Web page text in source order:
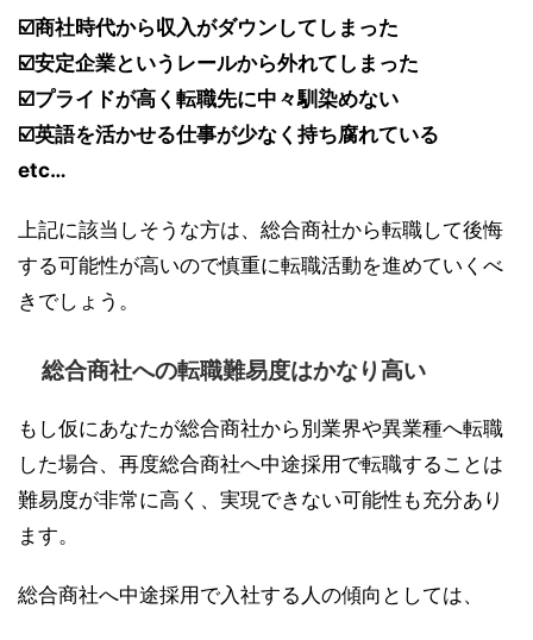
☑️商社時代から収入がダウンしてしまった
☑️安定企業というレールから外れてしまった
☑️プライドが高く転職先に中々馴染めない
☑️英語を活かせる仕事が少なく持ち腐れている
etc…
上記に該当しそうな方は、総合商社から転職して後悔
する可能性が高いので慎重に転職活動を進めていくべ
きでしょう。
総合商社への転職難易度はかなり高い
もし仮にあなたが総合商社から別業界や異業種へ転職
した場合、再度総合商社へ中途採用で転職することは
難易度が非常に高く、実現できない可能性も充分あり
ます。
総合商社へ中途採用で入社する人の傾向としては、